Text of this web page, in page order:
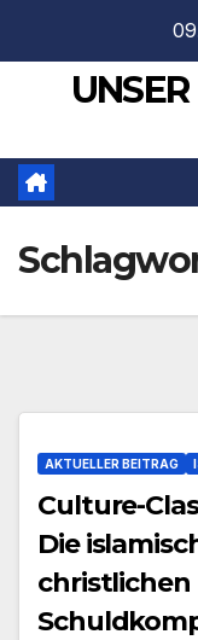
springen
AKTUELLER BEITRAG
Culture-
Die
christlichen